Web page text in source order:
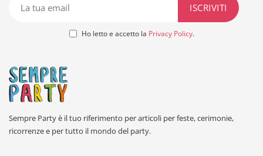
Ho letto e accetto la Privacy Policy.
Sempre Party è il tuo riferimento per articoli per feste, cerimonie,
ricorrenze e per tutto il mondo del party.